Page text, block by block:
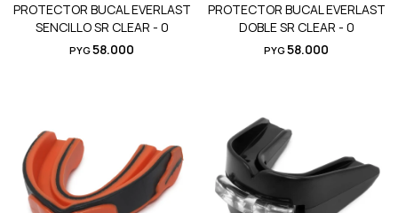
PROTECTOR BUCAL EVERLAST
SENCILLO SR CLEAR - 0
PYG58.000
PROTECTOR BUCAL EVERLAST
DOBLE SR CLEAR - 0
PYG58.000